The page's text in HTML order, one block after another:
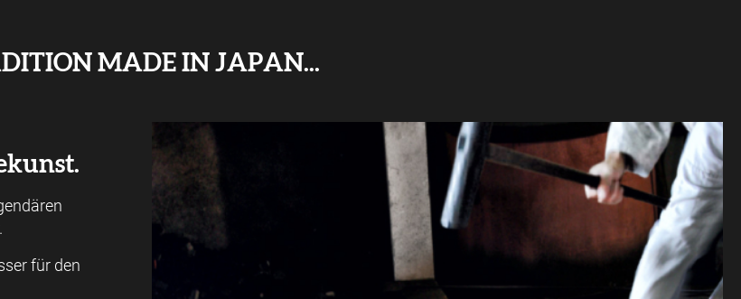
MADE IN JAPAN...
für den